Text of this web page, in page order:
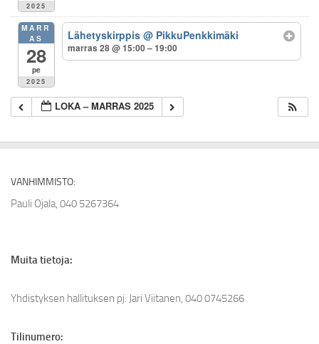
2025
MARR
AS
28
pe
2025
Lähetyskirppis@ PikkuPenkkimäki
marras 28 @ 15:00 – 19:00
LOKA – MARRAS 2025
VANHIMMISTO:
Pauli Ojala, 040 5267364
Muita tietoja:
Yhdistyksen hallituksen pj: Jari Viitanen, 040 0745266
Tilinumero: